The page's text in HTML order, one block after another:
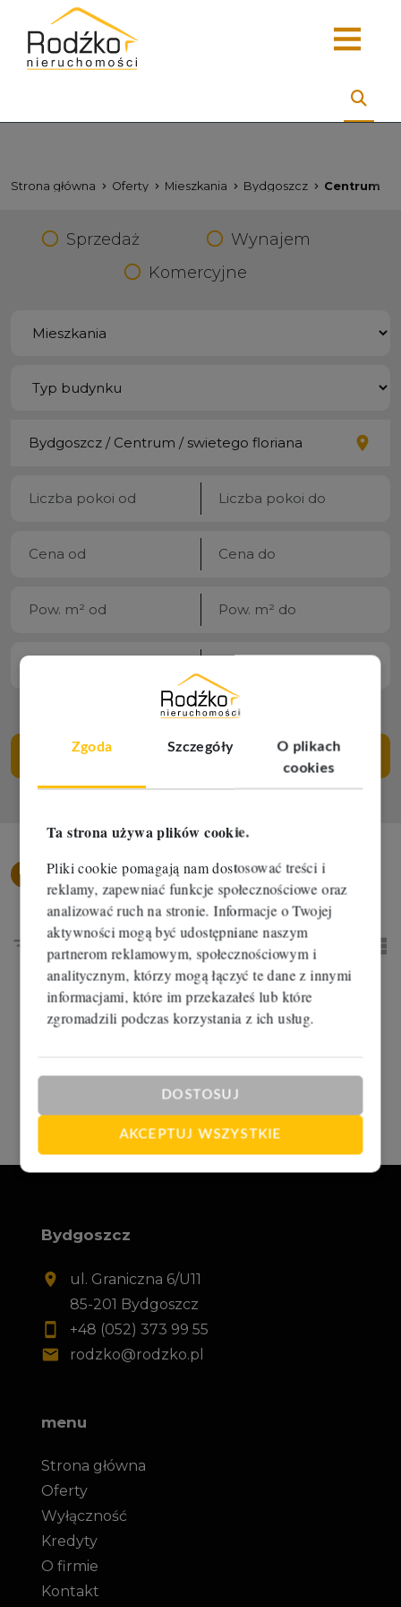
Zgoda Szczegóły
O plikach
cookies
Ta strona używa plików cookie.
Pliki cookie pomagają nam dostosować treści i
reklamy, zapewniać funkcje społecznościowe oraz
analizować ruch na stronie. Informacje o Twojej
aktywności mogą być udostępniane naszym
partnerom reklamowym, społecznościowym i
analitycznym, którzy mogą łączyć te dane z innymi
informacjami, które im przekazałeś lub które
zgromadzili podczas korzystania z ich usług.
DOSTOSUJ
AKCEPTUJ WSZYSTKIE
Strona główna Oferty Mieszkania Bydgoszcz Centrum
Sprzedaż
Wynajem
Komercyjne
SZUKAJ
MieszkaniaBydgoszcz
Sortowanie
tabela
Bydgoszcz
ul. Graniczna 6/U11
85-201 Bydgoszcz
+48 (052) 373 99 55
rodzko@rodzko.pl
menu
Strona główna
Oferty
Wyłączność
Kredyty
O firmie
Kontakt